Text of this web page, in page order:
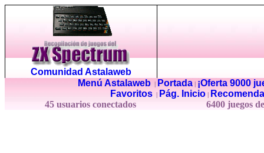
Comunidad Astalaweb
Menú Astalaweb| Portada|
¡Oferta 9000
Favoritos
Pág. Inicio
45 usuarios conectados
6400 juegos